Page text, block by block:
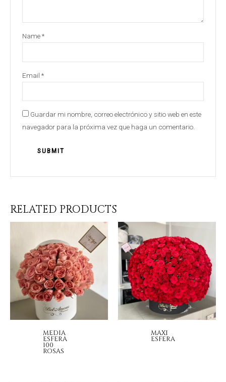
Name*
Email *
Guardar mi nombre, correo electrónico y sitio web en este
navegador para la próxima vez que haga un comentario.
RELATED PRODUCTS
MEDIA
ESFERA
100
ROSAS
MAXI
ESFERA